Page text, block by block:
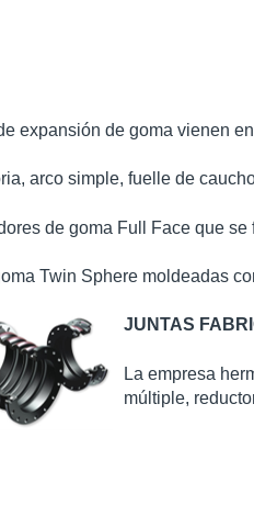
expansión de goma vienen en
, arco simple, fuelle de
de goma Full Face que se
Twin Sphere moldeadas
JUNTAS
La empresa
múltiple,